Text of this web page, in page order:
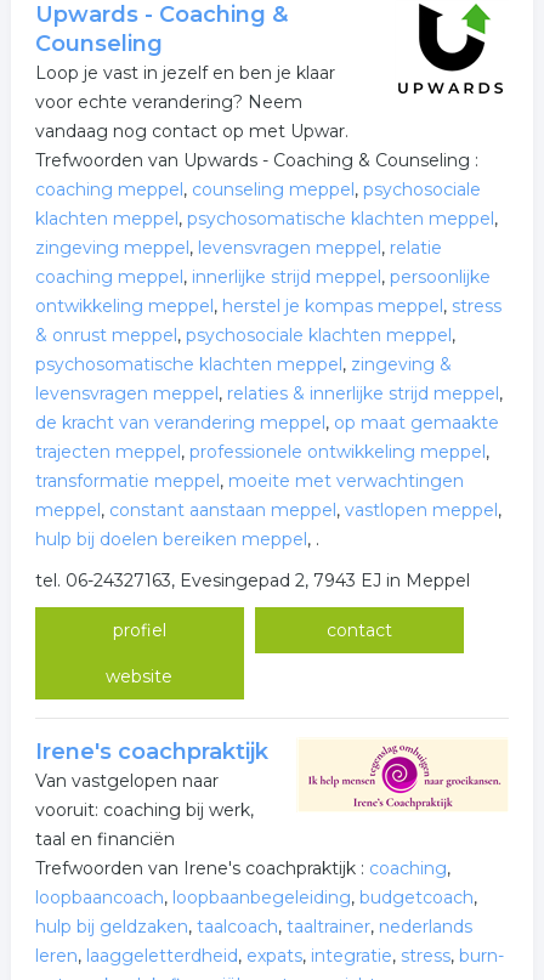
Upwards - Coaching &
Counseling
Loop je vast in jezelf en ben je klaar
voor echte verandering? Neem
vandaag nog contact op met Upwar.
Trefwoorden van Upwards - Coaching & Counseling :
coaching meppel, counseling meppel, psychosociale
klachten meppel, psychosomatische klachten meppel,
zingeving meppel, levensvragen meppel, relatie
coaching meppel, innerlijke strijd meppel, persoonlijke
ontwikkeling meppel, herstel je kompas meppel, stress
& onrust meppel, psychosociale klachten meppel,
psychosomatische klachten meppel, zingeving &
levensvragen meppel, relaties & innerlijke strijd meppel,
de kracht van verandering meppel, op maat gemaakte
trajecten meppel, professionele ontwikkeling meppel,
transformatie meppel, moeite met verwachtingen
meppel, constant aanstaan meppel, vastlopen meppel,
hulp bij doelen bereiken meppel, .
tel. 06-24327163, Evesingepad 2, 7943 EJ in Meppel
profiel contact
website
Irene's coachpraktijk
Van vastgelopen naar
vooruit: coaching bij werk,
taal en financiën
Trefwoorden van Irene's coachpraktijk : coaching,
loopbaancoach, loopbaanbegeleiding, budgetcoach,
hulp bij geldzaken, taalcoach, taaltrainer, nederlands
leren, laaggeletterdheid, expats, integratie, stress, burn-